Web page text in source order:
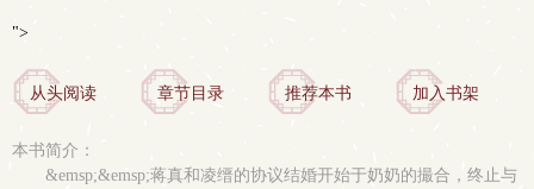
">
从头阅读 章节目录 推荐本书 加入书架
本书简介：
&emsp;&emsp;蒋真和凌缙的协议结婚开始于奶奶的撮合，终止与